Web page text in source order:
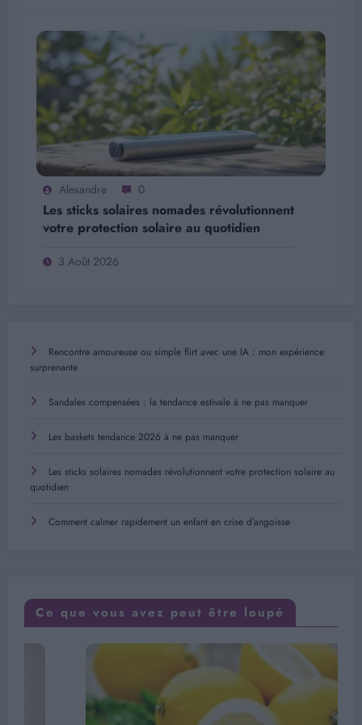
Alexandre 0
Les sticks solaires nomades révolutionnent
votre protection solaire au quotidien
3 Août 2026
Rencontre amoureuse ou simple flirt avec une IA : mon expérience
surprenante
Sandales compensées : la tendance estivale à ne pas manquer
Les baskets tendance 2026 à ne pas manquer
Les sticks solaires nomades révolutionnent votre protection solaire au
quotidien
Comment calmer rapidement un enfant en crise d’angoisse
Ce que vous avez peut être loupé